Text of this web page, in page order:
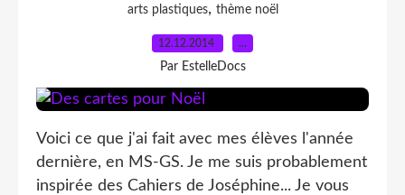
arts plastiques, thème noël
12.12.2014 …
Par EstelleDocs
Voici ce que j'ai fait avec mes élèves l'année
dernière, en MS-GS. Je me suis probablement
inspirée des Cahiers de Joséphine... Je vous